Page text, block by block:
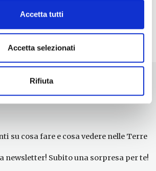
Accetta tutti
Accetta selezionati
Rifiuta
su cosa fare e cosa vedere nelle Terre
Subito una sorpresa per te!